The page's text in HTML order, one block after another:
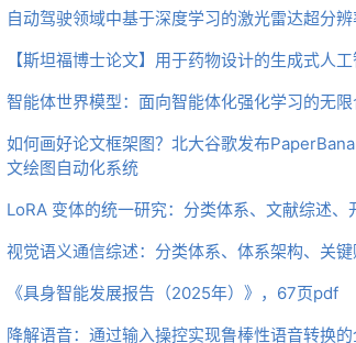
自动驾驶领域中基于深度学习的激光雷达超分
【斯坦福博士论文】用于药物设计的生成式人
智能体世界模型：面向智能体化强化学习的无
如何画好论文框架图？北大谷歌发布
文绘图自动化系统
LoRA 变体的统一研究：分类体系、文献综述、
视觉语义通信综述：分类体系、体系架构、关
《具身智能发展报告（2025年）》，67页pdf
降解语音：通过输入操控实现鲁棒性语音转换